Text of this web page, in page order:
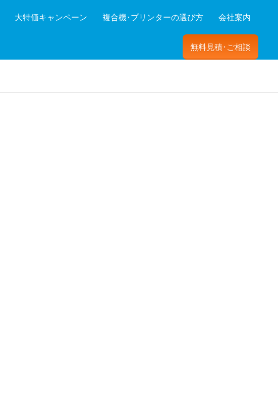
大特価キャンペーン 複合機･プリンターの選び方 会社案内
無料見積･ご相談